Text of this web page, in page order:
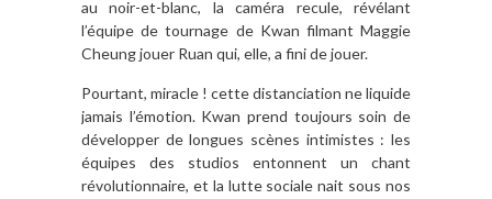
au noir-et-blanc, la caméra recule, révélant
l’équipe de tournage de Kwan filmant Maggie
Cheung jouer Ruan qui, elle, a fini de jouer.
Pourtant, miracle ! cette distanciation ne liquide
jamais l’émotion. Kwan prend toujours soin de
développer de longues scènes intimistes : les
équipes des studios entonnent un chant
révolutionnaire, et la lutte sociale nait sous nos